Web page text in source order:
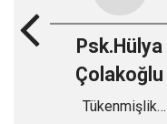
Psk.Hülya
Çolakoğlu
Tükenmişlik